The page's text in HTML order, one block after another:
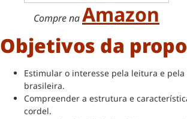
Compre naAmazon
Objetivos da
Estimular o interesse pela leitura e
brasileira.
Compreender a estrutura e
cordel.